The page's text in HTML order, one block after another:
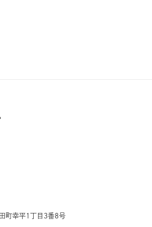
町幸平1丁目3番8号